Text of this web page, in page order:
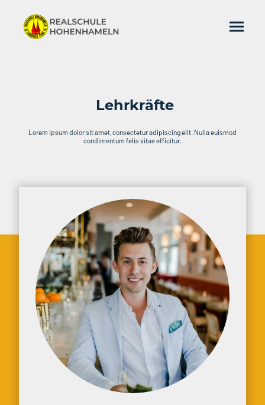
Lehrkräfte
Lorem ipsum dolor sit amet, consectetur adipiscing elit. Nulla euismod
condimentum felis vitae efficitur.